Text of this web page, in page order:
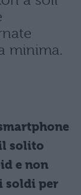
minima.
solito
e non
soldi per